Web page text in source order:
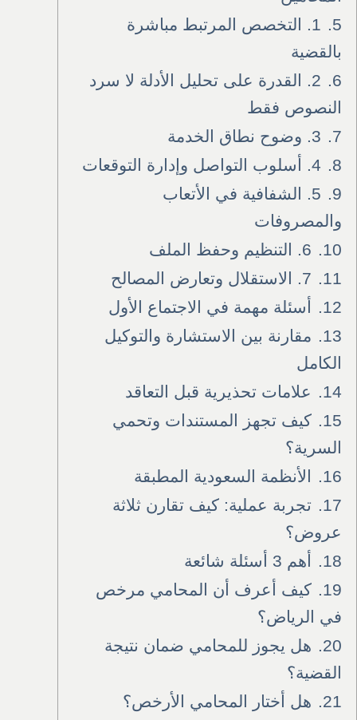
5.
1. التخصص المرتبط مباشرة
بالقضية
6.
2. القدرة على تحليل الأدلة لا سرد
النصوص فقط
7.
3. وضوح نطاق الخدمة
8.
4. أسلوب التواصل وإدارة التوقعات
9.
5. الشفافية في الأتعاب
والمصروفات
10.
6. التنظيم وحفظ الملف
11.
7. الاستقلال وتعارض المصالح
12.
أسئلة مهمة في الاجتماع الأول
13.
مقارنة بين الاستشارة والتوكيل
الكامل
14.
علامات تحذيرية قبل التعاقد
15.
كيف تجهز المستندات وتحمي
السرية؟
16.
الأنظمة السعودية المطبقة
17.
تجربة عملية: كيف تقارن ثلاثة
عروض؟
18.
أهم 3 أسئلة شائعة
19.
كيف أعرف أن المحامي مرخص
في الرياض؟
20.
هل يجوز للمحامي ضمان نتيجة
القضية؟
21.
هل أختار المحامي الأرخص؟